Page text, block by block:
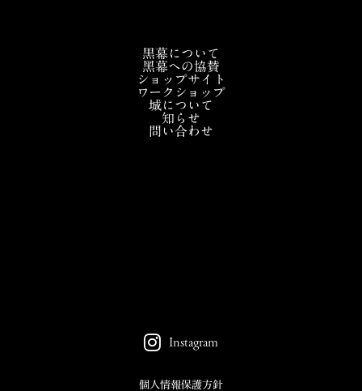
黒幕について
黑幕への協賛
ショップサイト
ワークショップ
城について
知らせ
問い合わせ
Instagram
個人情報保護方針